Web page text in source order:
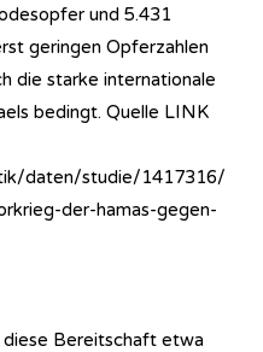
und 5.431
geringen Opferzahlen
die starke internationale
bedingt. Quelle LINK
daten/studie/1417316/
der-hamas-gegen-
Bereitschaft etwa